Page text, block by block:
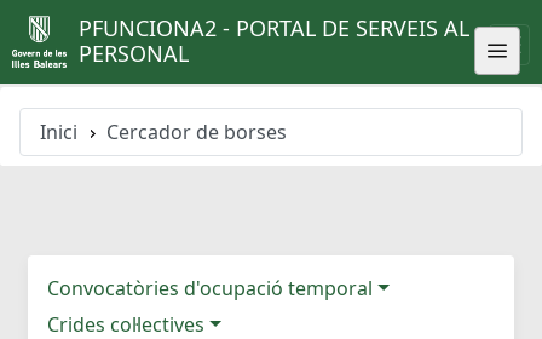
PFUNCIONA2 - PORTAL DE SERVEIS AL
PERSONAL
Inici Cercador de borses
Convocatòries d'ocupació temporal
Crides col·lectives